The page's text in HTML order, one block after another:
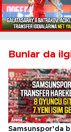
Bunlar da
Samsunspor’da